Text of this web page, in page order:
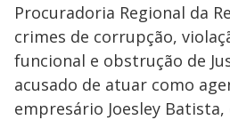
Procuradoria Regional da
crimes de corrupção,
funcional e obstrução de
acusado de atuar como
empresário Joesley Batista,